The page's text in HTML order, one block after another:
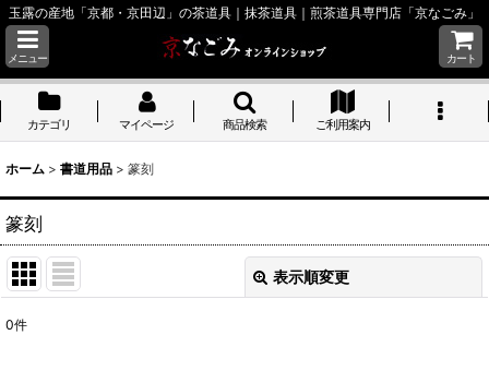
玉露の産地「京都・京田辺」の茶道具｜抹茶道具｜煎茶道具専門店「京なごみ」
メニュー カート
カテゴリ マイページ 商品検索 ご利用案内
ホーム > 書道用品 > 篆刻
篆刻
表示順変更
0件